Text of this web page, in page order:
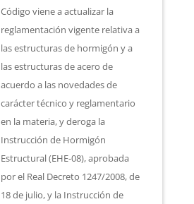
Código viene a actualizar la
reglamentación vigente relativa a
las estructuras de hormigón y a
las estructuras de acero de
acuerdo a las novedades de
carácter técnico y reglamentario
en la materia, y deroga la
Instrucción de Hormigón
Estructural (EHE-08), aprobada
por el Real Decreto 1247/2008, de
18 de julio, y la Instrucción de